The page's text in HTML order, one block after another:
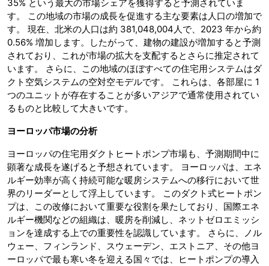
35% という最大の市場シェアを獲得すると予測されていま
す。 この地域の市場の成長を促進する主な要素は人口の増加で
す。 現在、北米の人口は約 381,048,004人で、2023 年から約
0.56% 増加します。したがって、建物の建設が増加すると予測
されており、これが市場の拡大を支配するとさらに推定されて
います。 さらに、この地域のほぼすべての住宅用システムはダ
クト空気システムの空対空モデルです。 これらは、各部屋に 1
つのユニットが存在することが多いアジアで通常使用されてい
るものと比較して大きいです。
ヨーロッパ市場の分析
ヨーロッパの住宅用ダクトヒートポンプ市場も、予測期間中に
顕著な成長を遂げると予想されています。 ヨーロッパは、エネ
ルギー効率が高く持続可能な暖房システムへの移行において世
界のリーダーとして浮上しています。 このダクト式ヒートポン
プは、この改修において重要な役割を果たしており、国際エネ
ルギー機関などの組織は、暖房を削減し、ネットゼロエミッシ
ョンを達成する上での重要性を認識しています。 さらに、ノル
ウェー、フィンランド、スウェーデン、エストニア、その他ヨ
ーロッパで最も寒い冬を迎える国々では、ヒートポンプの導入